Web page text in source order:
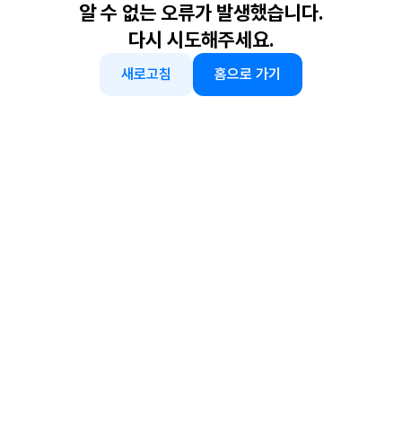
알 수 없는 오류가 발생했습니다.
다시 시도해주세요.
새로고침 홈으로 가기